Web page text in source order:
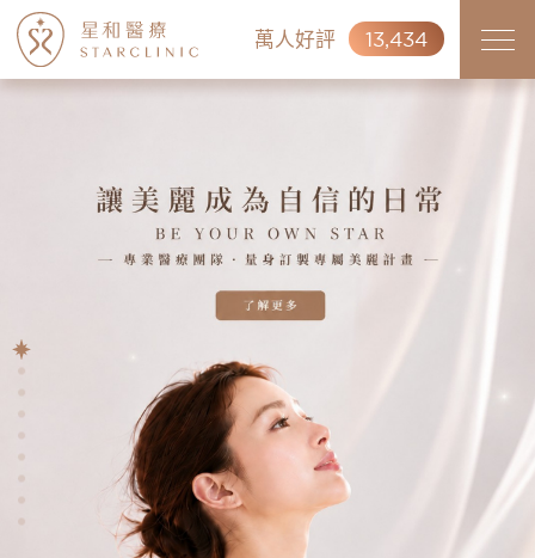
萬人好評 13,434